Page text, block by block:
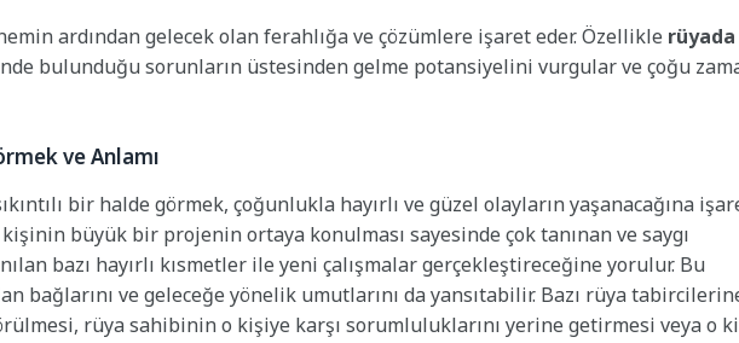
ardından gelecek olan ferahlığa ve çözümlere işaret eder. Özellikle rüyada
bulunduğu sorunların üstesinden gelme potansiyelini vurgular ve çoğu
ve Anlamı
bir halde görmek, çoğunlukla hayırlı ve güzel olayların yaşanacağına
büyük bir projenin ortaya konulması sayesinde çok tanınan ve saygı
bazı hayırlı kısmetler ile yeni çalışmalar gerçekleştireceğine yorulur. Bu
bağlarını ve geleceğe yönelik umutlarını da yansıtabilir. Bazı rüya
rüya sahibinin o kişiye karşı sorumluluklarını yerine getirmesi veya o